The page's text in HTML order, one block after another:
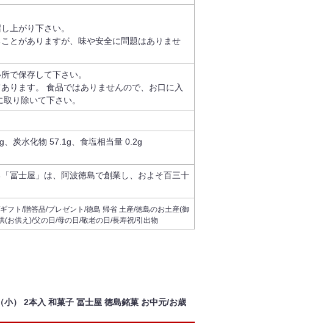
上がり下さい。
とがありますが、味や安全に問題はありませ
で保存して下さい。
ります。 食品ではありませんので、お口に入
り除いて下さい。
炭水化物 57.1g、食塩相当量 0.2g
冨士屋」は、阿波徳島で創業し、およそ百三十
フト/贈答品/プレゼント/徳島 帰省 土産/徳島のお土産(御
お供え)/父の日/母の日/敬老の日/長寿祝/引出物
小） 2本入 和菓子 冨士屋 徳島銘菓 お中元/お歳